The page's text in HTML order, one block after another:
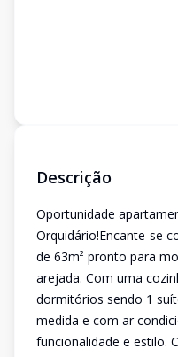
Descrição
Oportunidade
Orquidário!Encante-se
de 63m² pronto para
arejada. Com uma
dormitórios sendo 1
medida e com ar
funcionalidade e estilo.